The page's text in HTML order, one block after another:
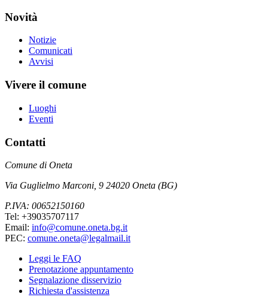
Novità
Notizie
Comunicati
Avvisi
Vivere il comune
Luoghi
Eventi
Contatti
Comune di Oneta
Via Guglielmo Marconi, 9 24020 Oneta (BG)
P.IVA: 00652150160
Tel: +39035707117
Email: info@comune.oneta.bg.it
PEC: comune.oneta@legalmail.it
Leggi le FAQ
Prenotazione appuntamento
Segnalazione disservizio
Richiesta d'assistenza